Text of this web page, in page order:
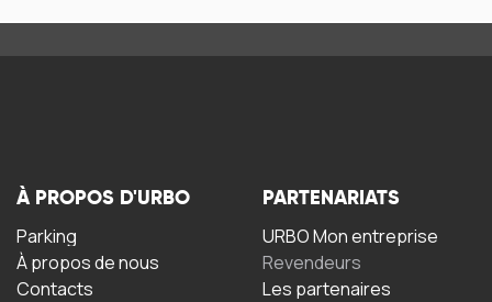
À PROPOS D'URBO
Parking
À propos de nous
Contacts
PARTENARIATS
URBO Mon entreprise
Revendeurs
Les partenaires